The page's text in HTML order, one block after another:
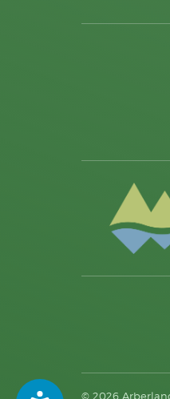
© 2026